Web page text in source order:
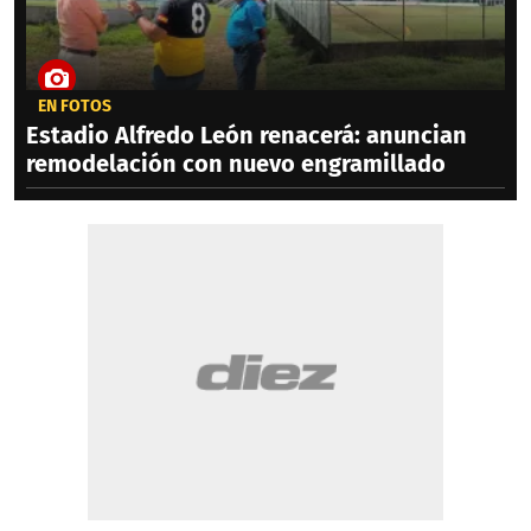
EN FOTOS
Estadio Alfredo León renacerá: anuncian
remodelación con nuevo engramillado